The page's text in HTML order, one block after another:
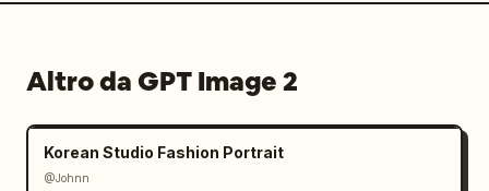
Altro da GPT Image 2
Korean Studio Fashion Portrait
@Johnn